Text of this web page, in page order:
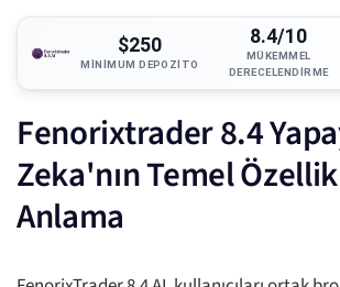
$250
MINIMUM DEPOZITO
8.4/10
MÜKEMMEL
DERECELENDIRME
Fenorixtrader 8.4
Zeka'nın Temel
Anlama